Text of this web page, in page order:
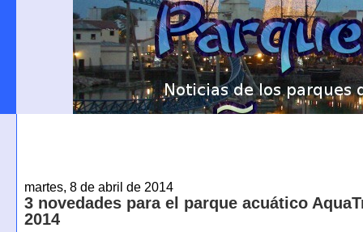
martes, 8 de abril de 2014
3 novedades para el parque acuático
2014